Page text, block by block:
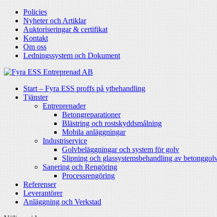
Policies
Nyheter och Artiklar
Auktoriseringar & certifikat
Kontakt
Om oss
Ledningssystem och Dokument
Start – Fyra ESS proffs på ytbehandling
Tjänster
Entreprenader
Betongreparationer
Blästring och rostskyddsmålning
Mobila anläggningar
Industriservice
Golvbeläggningar och system för golv
Slipning och glassystemsbehandling av
Sanering och Rengöring
Processrengöring
Referenser
Leverantörer
Anläggning och Verkstad